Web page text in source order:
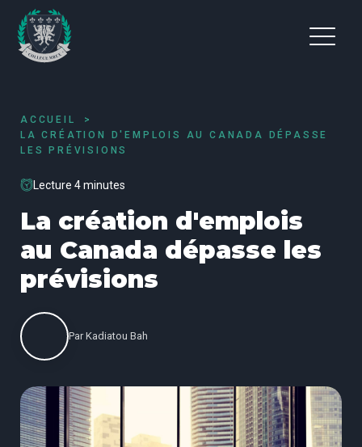
ACCUEIL
LA CRÉATION D'EMPLOIS AU CANADA DÉPASSE
LES PRÉVISIONS
Lecture 4 minutes
La création d'emplois
au Canada dépasse les
prévisions
Par Kadiatou Bah